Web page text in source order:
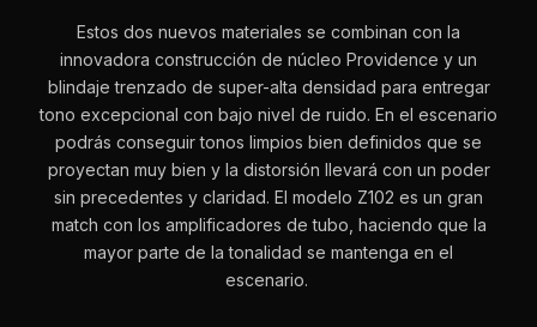
Estos dos nuevos materiales se combinan con la
innovadora construcción de núcleo Providence y un
blindaje trenzado de super-alta densidad para entregar
tono excepcional con bajo nivel de ruido. En el escenario
podrás conseguir tonos limpios bien definidos que se
proyectan muy bien y la distorsión llevará con un poder
sin precedentes y claridad. El modelo Z102 es un gran
match con los amplificadores de tubo, haciendo que la
mayor parte de la tonalidad se mantenga en el
escenario.